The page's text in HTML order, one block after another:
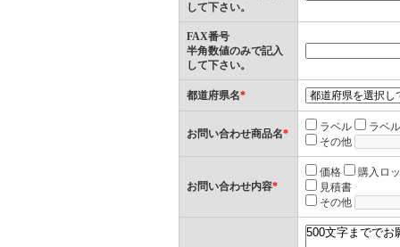
して下さい。
FAX番号
半角数値のみで記入
して下さい。
都道府県名*
お問い合わせ商品名*
ラベル
ラベ
その他
お問い合わせ内容*
価格
購入ロ
見積書
その他